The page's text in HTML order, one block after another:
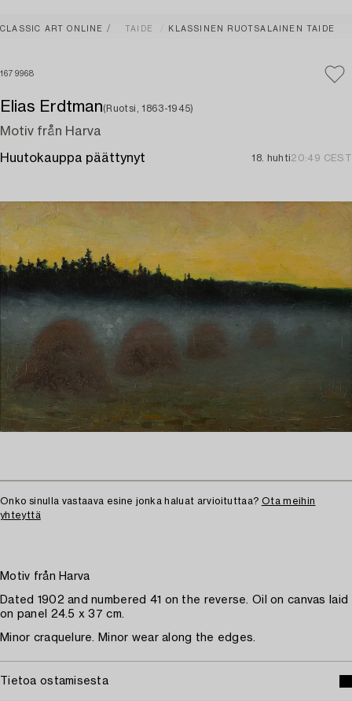
CLASSIC ART ONLINE TAIDE KLASSINEN RUOTSALAINEN TAIDE
1679968
Elias Erdtman(Ruotsi, 1863-1945)
Motiv från Harva
Huutokauppa päättynyt 18. huhti20:49 CEST
Onko sinulla vastaava esine jonka haluat arvioituttaa? Ota meihin
yhteyttä
Motiv från Harva
Dated 1902 and numbered 41 on the reverse. Oil on canvas laid
on panel 24.5 x 37 cm.
Minor craquelure. Minor wear along the edges.
Tietoa ostamisesta